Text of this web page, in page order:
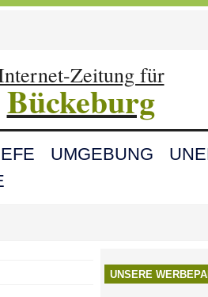
Zeitung für
Bückeburg
UMGEBUNG
UNSERE